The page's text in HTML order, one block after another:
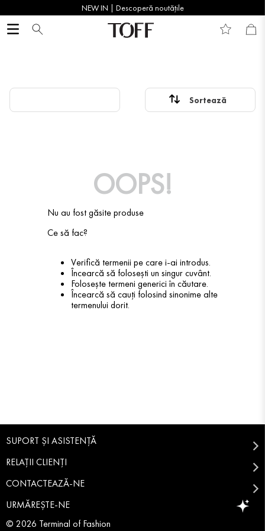
NEW IN | Descoperă noutățile
OOPS!
Nu au fost găsite produse
Ce să fac?
Verifică termenii pe care i-ai introdus.
Încearcă să folosești un singur cuvânt.
Folosește termeni generici în căutare.
Încearcă să cauți folosind sinonime alte
termenului dorit.
SUPORT ȘI ASISTENȚĂ
RELAȚII CLIENȚI
CONTACTEAZĂ-NE
URMĂREȘTE-NE
© 2026 Terminal of Fashion